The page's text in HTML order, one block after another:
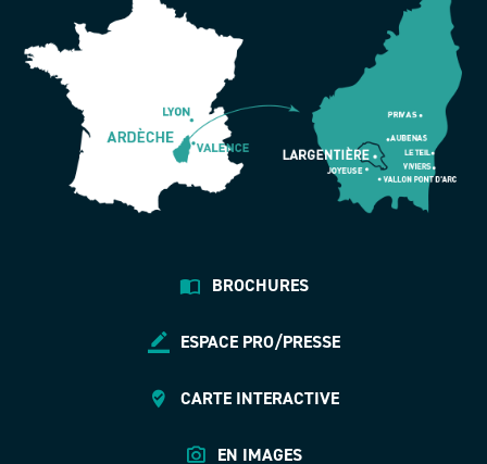
BROCHURES
ESPACE PRO/PRESSE
CARTE INTERACTIVE
EN IMAGES